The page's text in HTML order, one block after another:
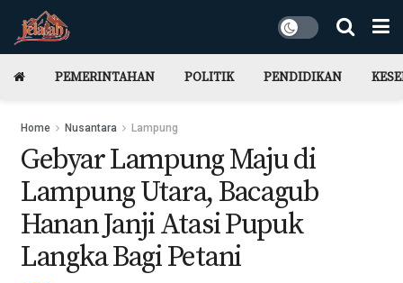
PEMERINTAHAN POLITIK PENDIDIKAN
Home Nusantara Lampung
Gebyar Lampung Maju di
Lampung Utara, Bacagub
Hanan Janji Atasi Pupuk
Langka Bagi Petani